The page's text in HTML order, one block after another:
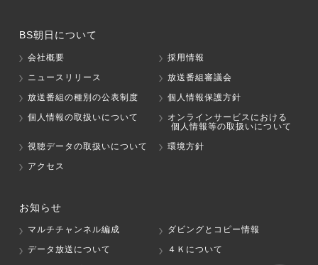
BS朝日について
会社概要
採用情報
ニュースリリース
放送番組審議会
放送番組の種別の公表制度
個人情報保護方針
個人情報の取扱いについて
オンラインサービスにおける
個人情報等の取扱いについて
視聴データの取扱いについて
環境方針
アクセス
お知らせ
マルチチャンネル編成
ダビングとコピー情報
データ放送について
４Ｋについて